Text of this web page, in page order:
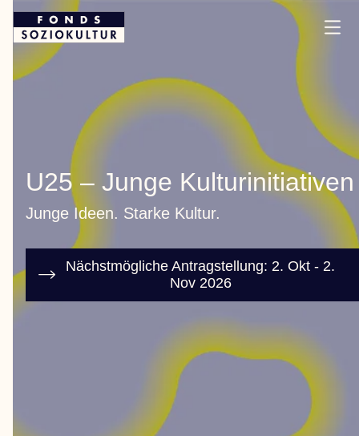
U25 – Junge Kulturinitiativen
Junge Ideen. Starke Kultur.
Nächstmögliche Antragstellung: 2. Okt - 2.
Nov 2026